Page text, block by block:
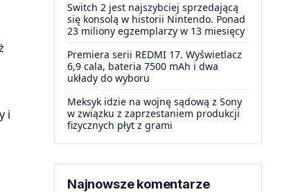
i
Switch 2 jest najszybciej sprzedającą
się konsolą w historii Nintendo. Ponad
23 miliony egzemplarzy w 13 miesięcy
Premiera serii REDMI 17. Wyświetlacz
6,9 cala, bateria 7500 mAh i dwa
układy do wyboru
Meksyk idzie na wojnę sądową z Sony
w związku z zaprzestaniem produkcji
fizycznych płyt z grami
Najnowsze komentarze